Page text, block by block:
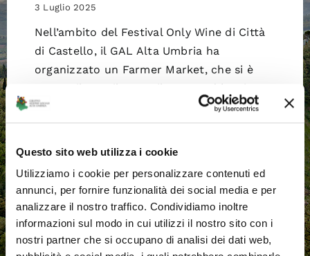
Questo sito web utilizza i cookie
Utilizziamo i cookie per personalizzare contenuti ed
annunci, per fornire funzionalità dei social media e per
analizzare il nostro traffico. Condividiamo inoltre
informazioni sul modo in cui utilizzi il nostro sito con i
nostri partner che si occupano di analisi dei dati web,
3 Luglio 2025
Nell’ambito del Festival Only Wine di Città
di Castello, il GAL Alta Umbria ha
organizzato un Farmer Market, che si è
tenuto il 26 e il 27 aprile 2025 ed ha visto
la partecipazione [...]